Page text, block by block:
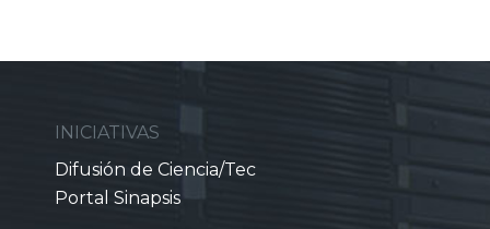
INICIATIVAS
Difusión de Ciencia/Tec
Portal Sinapsis